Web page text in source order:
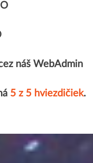
náš WebAdmin
5 z 5 hviezdičiek.